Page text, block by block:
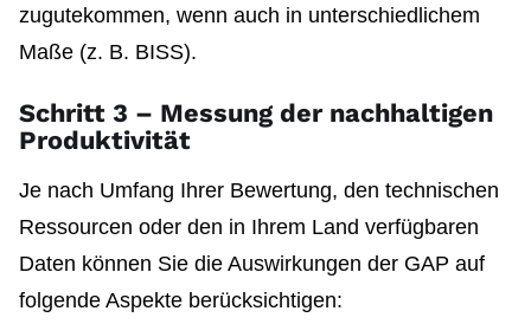
zugutekommen, wenn auch in unterschiedlichem
Maße (z. B. BISS).
Schritt 3 – Messung der nachhaltigen
Produktivität
Je nach Umfang Ihrer Bewertung, den technischen
Ressourcen oder den in Ihrem Land verfügbaren
Daten können Sie die Auswirkungen der GAP auf
folgende Aspekte berücksichtigen: